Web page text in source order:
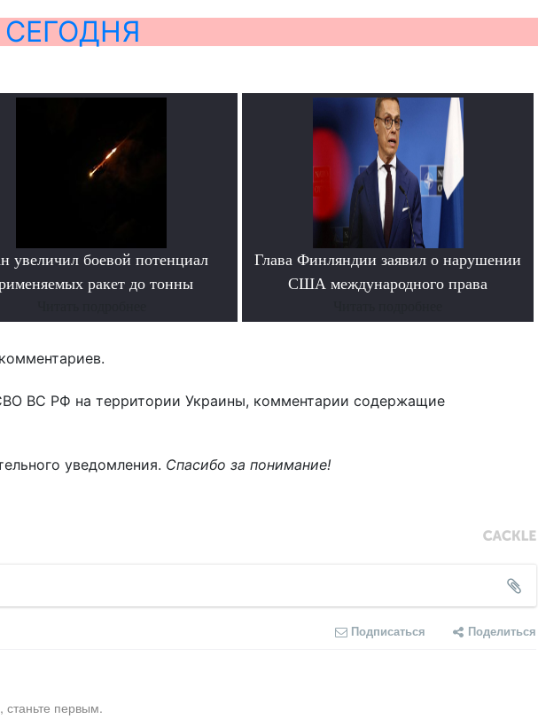
увеличил боевой потенциал
ракет до тонны
Глава Финляндии заявил о нарушении
США международного права
ВС РФ на территории Украины, комментарии содержащие
уведомления. Спасибо за понимание!
Подписаться Поделиться
станьте первым.